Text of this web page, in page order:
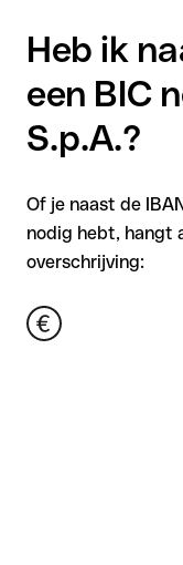
Heb ik
een BIC
S.p.A.?
Of je naast de
nodig hebt, hangt
overschrijving: